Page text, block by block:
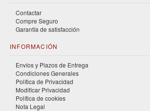
Contactar
Compre Seguro
Garantía de satisfacción
INFORMACIÓN
Envíos y Plazos de Entrega
Condiciones Generales
Política de Privacidad
Modificar Privacidad
Política de cookies
Nota Legal